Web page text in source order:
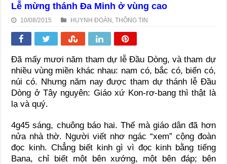
Lễ mừng thánh Đa Minh ở vùng cao
10/08/2015 HUYNH ĐOÀN ,THÔNG TIN
Đã mấy mươi năm tham dự lễ Đầu Dòng, và tham dự
nhiều vùng miền khác nhau: nam có, bắc có, biển có,
núi có. Nhưng năm nay được tham dự thánh lễ Đầu
Dòng ở Tây nguyên: Giáo xứ Kon-rơ-bang thì thật là
lạ và quý.
4g45 sáng, chuông báo hai. Thế mà giáo dân đã hơn
nửa nhà thờ. Người viết nhơ ngác “xem” cộng đoàn
đọc kinh. Chẳng biết kinh gì vì đọc kinh bằng tiếng
Bana, chỉ biết một bên xướng, một bên đáp; bên